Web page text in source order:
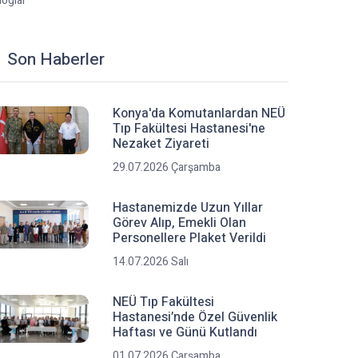
Son Haberler
Konya'da Komutanlardan NEÜ
Tıp Fakültesi Hastanesi'ne
Nezaket Ziyareti
29.07.2026 Çarşamba
Hastanemizde Uzun Yıllar
Görev Alıp, Emekli Olan
Personellere Plaket Verildi
14.07.2026 Salı
NEÜ Tıp Fakültesi
Hastanesi’nde Özel Güvenlik
Haftası ve Günü Kutlandı